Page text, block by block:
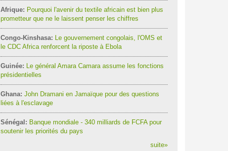
Afrique: Pourquoi l'avenir du textile africain est bien plus
prometteur que ne le laissent penser les chiffres
Congo-Kinshasa: Le gouvernement congolais, l'OMS et
le CDC Africa renforcent la riposte à Ebola
Guinée: Le général Amara Camara assume les fonctions
présidentielles
Ghana: John Dramani en Jamaïque pour des questions
liées à l'esclavage
Sénégal: Banque mondiale - 340 milliards de FCFA pour
soutenir les priorités du pays
suite»